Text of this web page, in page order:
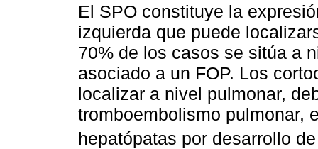
El SPO constituye la
izquierda que puede
70% de los casos se sitúa a
asociado a un FOP. Los
localizar a nivel pulmonar,
tromboembolismo pulmonar,
hepatópatas por desarrollo